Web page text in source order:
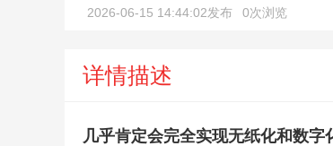
2026-06-15 14:44:02发布 0次浏览
详情描述
几乎肯定会完全实现无纸化和数字